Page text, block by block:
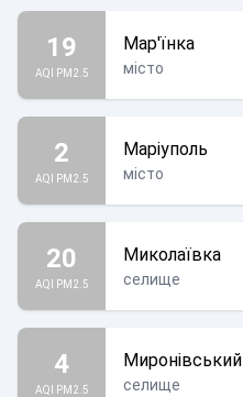
19
AQI PM2.5
Мар'їнка
місто
2
AQI PM2.5
Маріуполь
місто
20
AQI PM2.5
Миколаївка
селище
4
AQI PM2.5
Миронівський
селище